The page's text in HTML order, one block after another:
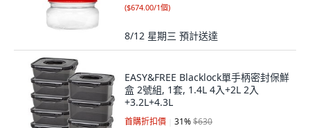
($674.00/1個)
8/12 星期三 預計送達
EASY&FREE Blacklock單手柄密封保鮮
盒 2號組, 1套, 1.4L 4入+2L 2入
+3.2L+4.3L
首購折扣價 31%$630